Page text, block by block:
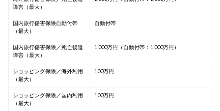
障害（最大）
国内旅行傷害保険自動付帯
（最大）
自動付帯
国内旅行傷害保険／死亡後遺
障害（最大）
1,000万円（自動付帯：1,000万円）
ショッピング保険／海外利用
（最大）
100万円
ショッピング保険／国内利用
（最大）
100万円